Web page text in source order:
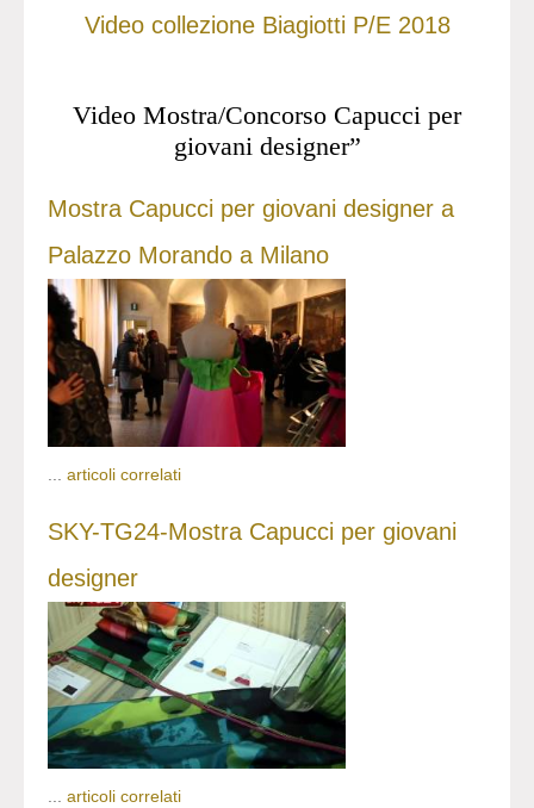
Video collezione Biagiotti P/E 2018
Video Mostra/Concorso Capucci per
giovani designer”
Mostra Capucci per giovani designer a
Palazzo Morando a Milano
articoli correlati
SKY-TG24-Mostra Capucci per giovani
designer
... articoli correlati